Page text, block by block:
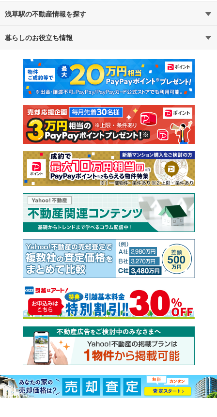
浅草駅の不動産情報を探す
不動産・住宅
新築マンション 中古マンション
新築一戸建て 中古一戸建て
注文住宅 土地
売却査定
暮らしのお役立ち情報
マンションカタログ 教えて！住まいの先生